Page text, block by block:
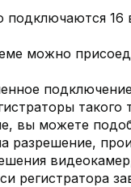
подключаются
можно
вы можете
разрешение,
регистратора